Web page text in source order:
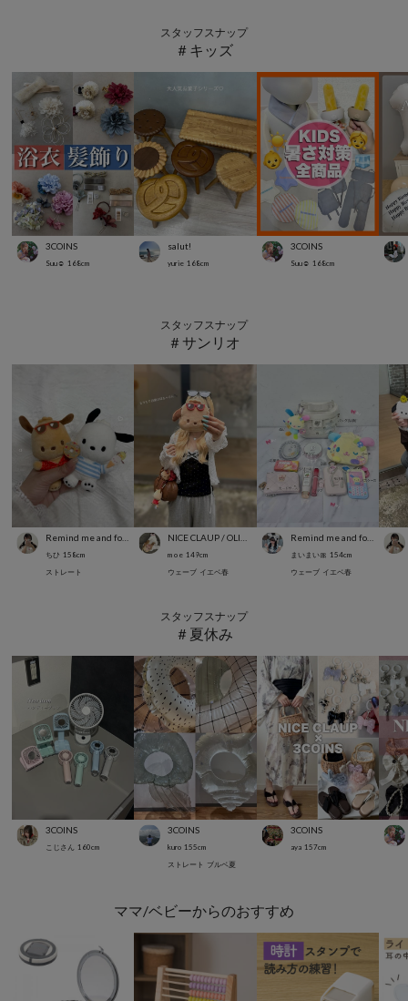
スタッフスナップ
＃キッズ
3COINS
Suu☺︎ 168cm
salut!
yurie 168cm
3COINS
Suu☺︎ 168cm
スタッフスナップ
＃サンリオ
ちひ 158cm
ストレート
m o e 149cm
ウェーブ イエベ春
Remind me and forever
まいまい🎀 154cm
ウェーブ イエベ春
スタッフスナップ
＃夏休み
3COINS
こじさん 160cm
3COINS
kuro 155cm
ストレート ブルベ夏
3COINS
aya 157cm
ママ/ベビーからのおすすめ